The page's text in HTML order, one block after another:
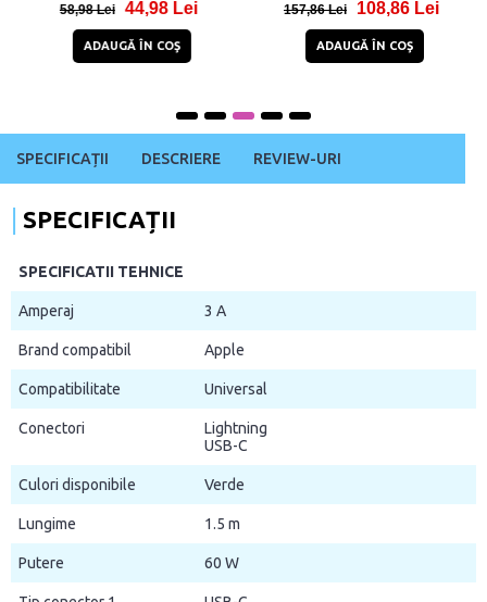
wireless 2.5W Apple Watch
58,98 Lei 44,98 Lei
ADAUGĂ ÎN COŞ
157,86 Lei 108,86 Lei
ADAUGĂ ÎN COŞ
SPECIFICAȚII DESCRIERE REVIEW-URI
SPECIFICAȚII
SPECIFICATII TEHNICE
Amperaj 3 A
Brand compatibil Apple
Compatibilitate Universal
Conectori
Lightning
USB-C
Culori disponibile Verde
Lungime 1.5 m
Putere 60 W